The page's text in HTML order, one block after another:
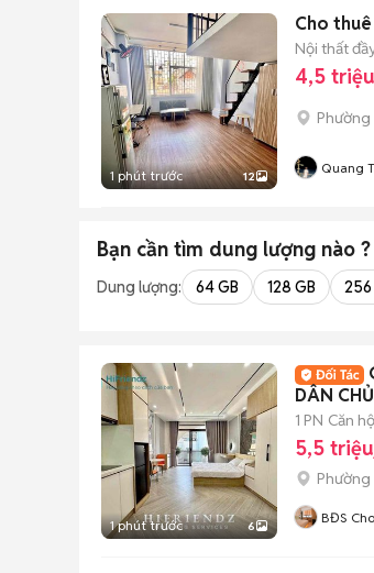
1 phút trước 12
Cho
Nội thất
4,5
Phường
Quang
Bạn cần tìm dung lượng nào ?
Dung lượng: 64 GB 128 GB 256
1 phút trước 6
DÂN CHỦ
1 PN Căn
5,5
Phường
BĐS